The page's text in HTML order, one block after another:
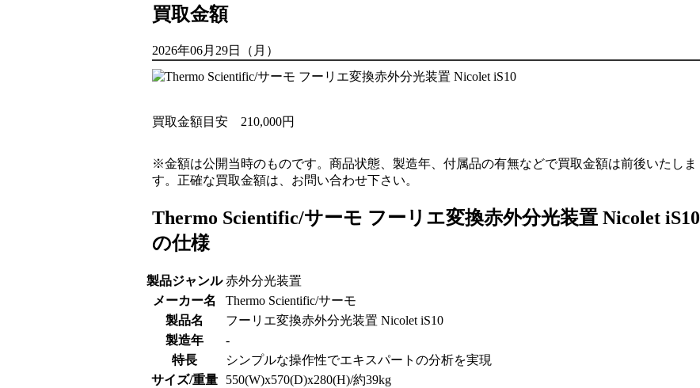
買取金額
2026年06月29日（月）
買取金額目安 210,000円
※金額は公開当時のものです。商品状態、製造年、付属品の有無などで買取金額は前後いたしま
す。正確な買取金額は、お問い合わせ下さい。
Thermo Scientific/サーモ フーリエ変換赤外分光装置 Nicolet iS10
の仕様
製品ジャンル 赤外分光装置
メーカー名
Thermo Scientific/サーモ
製品名
フーリエ変換赤外分光装置 Nicolet iS10
製造年
‐
特長
シンプルな操作性でエキスパートの分析を実現
サイズ/重量
550(W)x570(D)x280(H)/約39kg